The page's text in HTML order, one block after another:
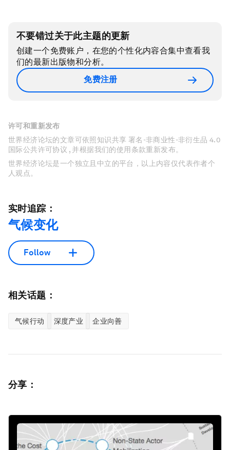
不要错过关于此主题的更新
创建一个免费账户，在您的个性化内容合集中查看我
们的最新出版物和分析。
免费注册
许可和重新发布
世界经济论坛的文章可依照知识共享 署名-非商业性-非衍生品 4.0
国际公共许可协议 , 并根据我们的使用条款重新发布。
世界经济论坛是一个独立且中立的平台，以上内容仅代表作者个
人观点。
实时追踪：
气候变化
Follow
相关话题：
气候行动 深度产业 企业向善
分享：